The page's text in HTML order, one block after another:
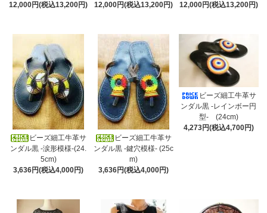
12,000円(税込13,200円)
12,000円(税込13,200円)
12,000円(税込13,200円)
ビーズ細工牛革サ
ンダル黒 -涙形模様-(24.
5cm)
3,636円(税込4,000円)
ビーズ細工牛革サ
ンダル黒 -鍵穴模様- (25c
m)
3,636円(税込4,000円)
ビーズ細工牛革サ
ンダル黒 -レインボー円
型- (24cm)
4,273円(税込4,700円)